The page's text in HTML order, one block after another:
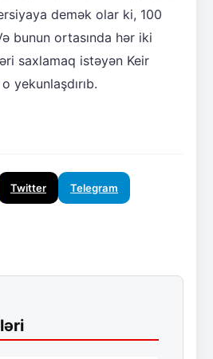
demək olar ki, 100
bunun ortasında hər iki
saxlamaq istəyən Keir
yekunlaşdırıb.
Twitter Telegram